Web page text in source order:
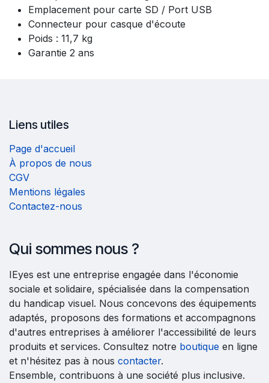
Emplacement pour carte SD / Port USB
Connecteur pour casque d'écoute
Poids : 11,7 kg
Garantie 2 ans
Liens utiles
Page d'accueil
À propos de nous
CGV
Mentions légales
Contactez-nous
Qui sommes nous ?
IEyes est une entreprise engagée dans l'économie
sociale et solidaire, spécialisée dans la compensation
du handicap visuel. Nous concevons des équipements
adaptés, proposons des formations et accompagnons
d'autres entreprises à améliorer l'accessibilité de leurs
produits et services. Consultez notre boutique en ligne
et n'hésitez pas à nous contacter.
Ensemble, contribuons à une société plus inclusive.